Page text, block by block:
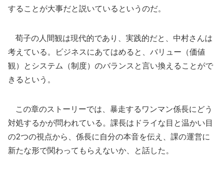
することが大事だと説いているというのだ。
荀子の人間観は現代的であり、実践的だと、中村さんは
考えている。ビジネスにあてはめると、バリュー（価値
観）とシステム（制度）のバランスと言い換えることがで
きるという。
この章のストーリーでは、暴走するワンマン係長にどう
対処するかが問われている。課長はドライな目と温かい目
の2つの視点から、係長に自分の本音を伝え、課の運営に
新たな形で関わってもらえないか、と話した。